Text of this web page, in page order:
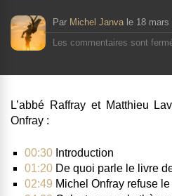
Par Michel Janvale 18 mars
Les commentaires sont
L’abbé Raffray et Matthieu
Onfray :
00:30 Introduction
01:20 De quoi parle le livre
02:49 Michel Onfray refuse